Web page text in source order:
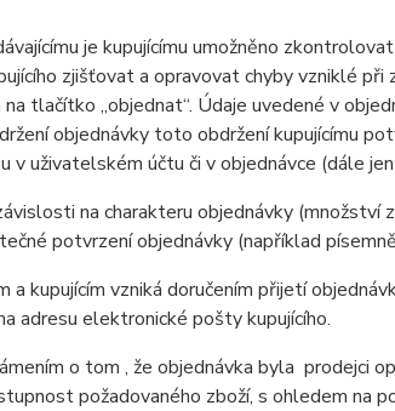
je kupujícímu umožněno
zjišťovat a opravovat chyby vzniklé při
tlačítko „objednat“. Údaje uvedené v
objednávky toto obdržení kupujícímu
v uživatelském účtu či v objednávce (dále jen
na charakteru objednávky (množství
potvrzení objednávky (například
kupujícím vzniká doručením přijetí
adresu elektronické pošty kupujícího.
o tom , že objednávka byla prodejci
požadovaného zboží, s ohledem na